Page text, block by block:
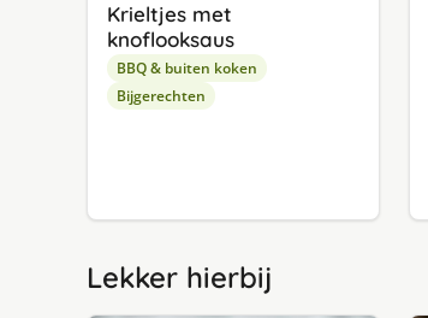
Krieltjes met
knoflooksaus
BBQ & buiten koken
Bijgerechten
Lekker hierbij